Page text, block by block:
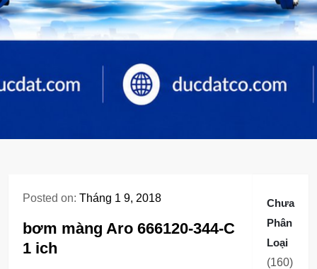
Posted on: Tháng 1 9, 2018
bơm màng Aro 666120-344-C
1 ich
Chưa
Phân
Loại
160160